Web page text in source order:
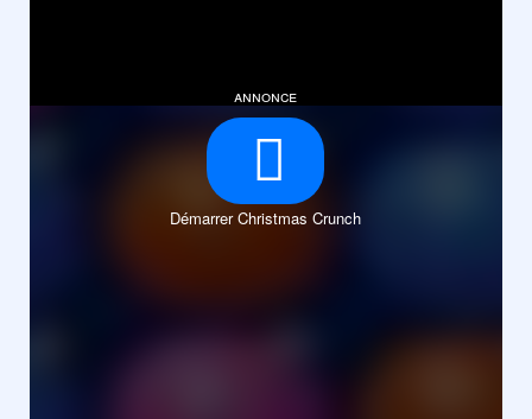
annonce
Démarrer Christmas Crunch